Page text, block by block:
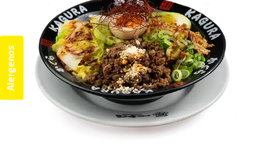
Alergenos